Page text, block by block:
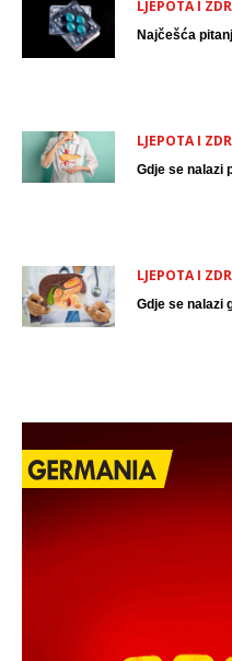
LJEPOTA I
Najčešća
LJEPOTA I
Gdje se nalazi
LJEPOTA I
Gdje se nalazi